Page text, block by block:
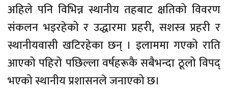
अहिले पनि विभिन्न स्थानीय तहबाट क्षतिको विवरण
संकलन भइरहेको र उद्धारमा प्रहरी, सशस्त्र प्रहरी र
स्थानीयवासी खटिरहेका छन् । इलाममा गएको राति
आएको पहिरो पछिल्ला वर्षहरूकै सबैभन्दा ठूलो विपद्
भएको स्थानीय प्रशासनले जनाएको छ।